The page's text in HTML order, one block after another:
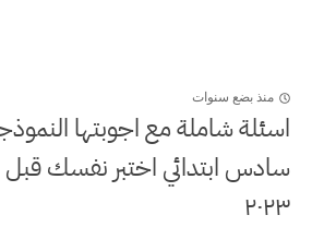
منذ بضع سنوات
اسئلة شاملة مع اجوبتها
سادس ابتدائي اختبر نفسك قبل
٢٠٢٣